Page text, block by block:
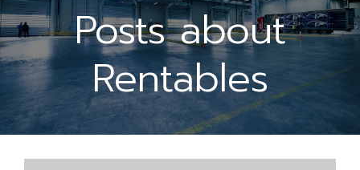
Posts about
Rentables